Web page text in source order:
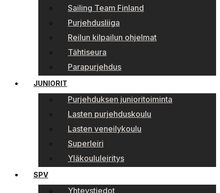
Sailing Team Finland
Purjehdusliiga
Reilun kilpailun ohjelmat
Tähtiseura
Parapurjehdus
JUNIORIT
Purjehduksen junioritoiminta
Lasten purjehduskoulu
Lasten veneilykoulu
Superleiri
Yläkoululeiritys
SPV
Yhteystiedot